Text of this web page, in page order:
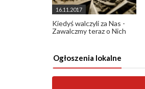
16.11.2017
Kiedyś walczyli za Nas -
Zawalczmy teraz o Nich
Ogłoszenia lokalne